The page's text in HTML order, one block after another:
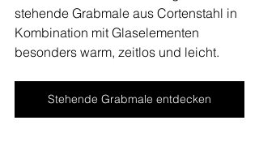
stehende Grabmale aus Cortenstahl in
Kombination mit Glaselementen
besonders warm, zeitlos und leicht.
Stehende Grabmale entdecken